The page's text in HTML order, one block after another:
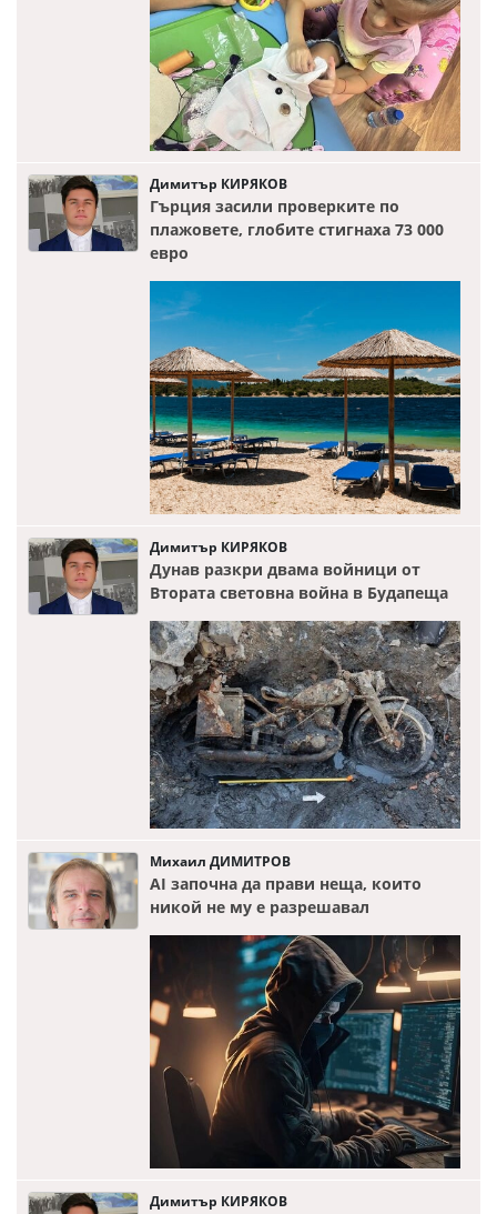
Димитър КИРЯКОВ
Гърция засили проверките по
плажовете, глобите стигнаха 73 000
евро
Димитър КИРЯКОВ
Дунав разкри двама войници от
Втората световна война в Будапеща
Михаил ДИМИТРОВ
AI започна да прави неща, които
никой не му е разрешавал
Димитър КИРЯКОВ